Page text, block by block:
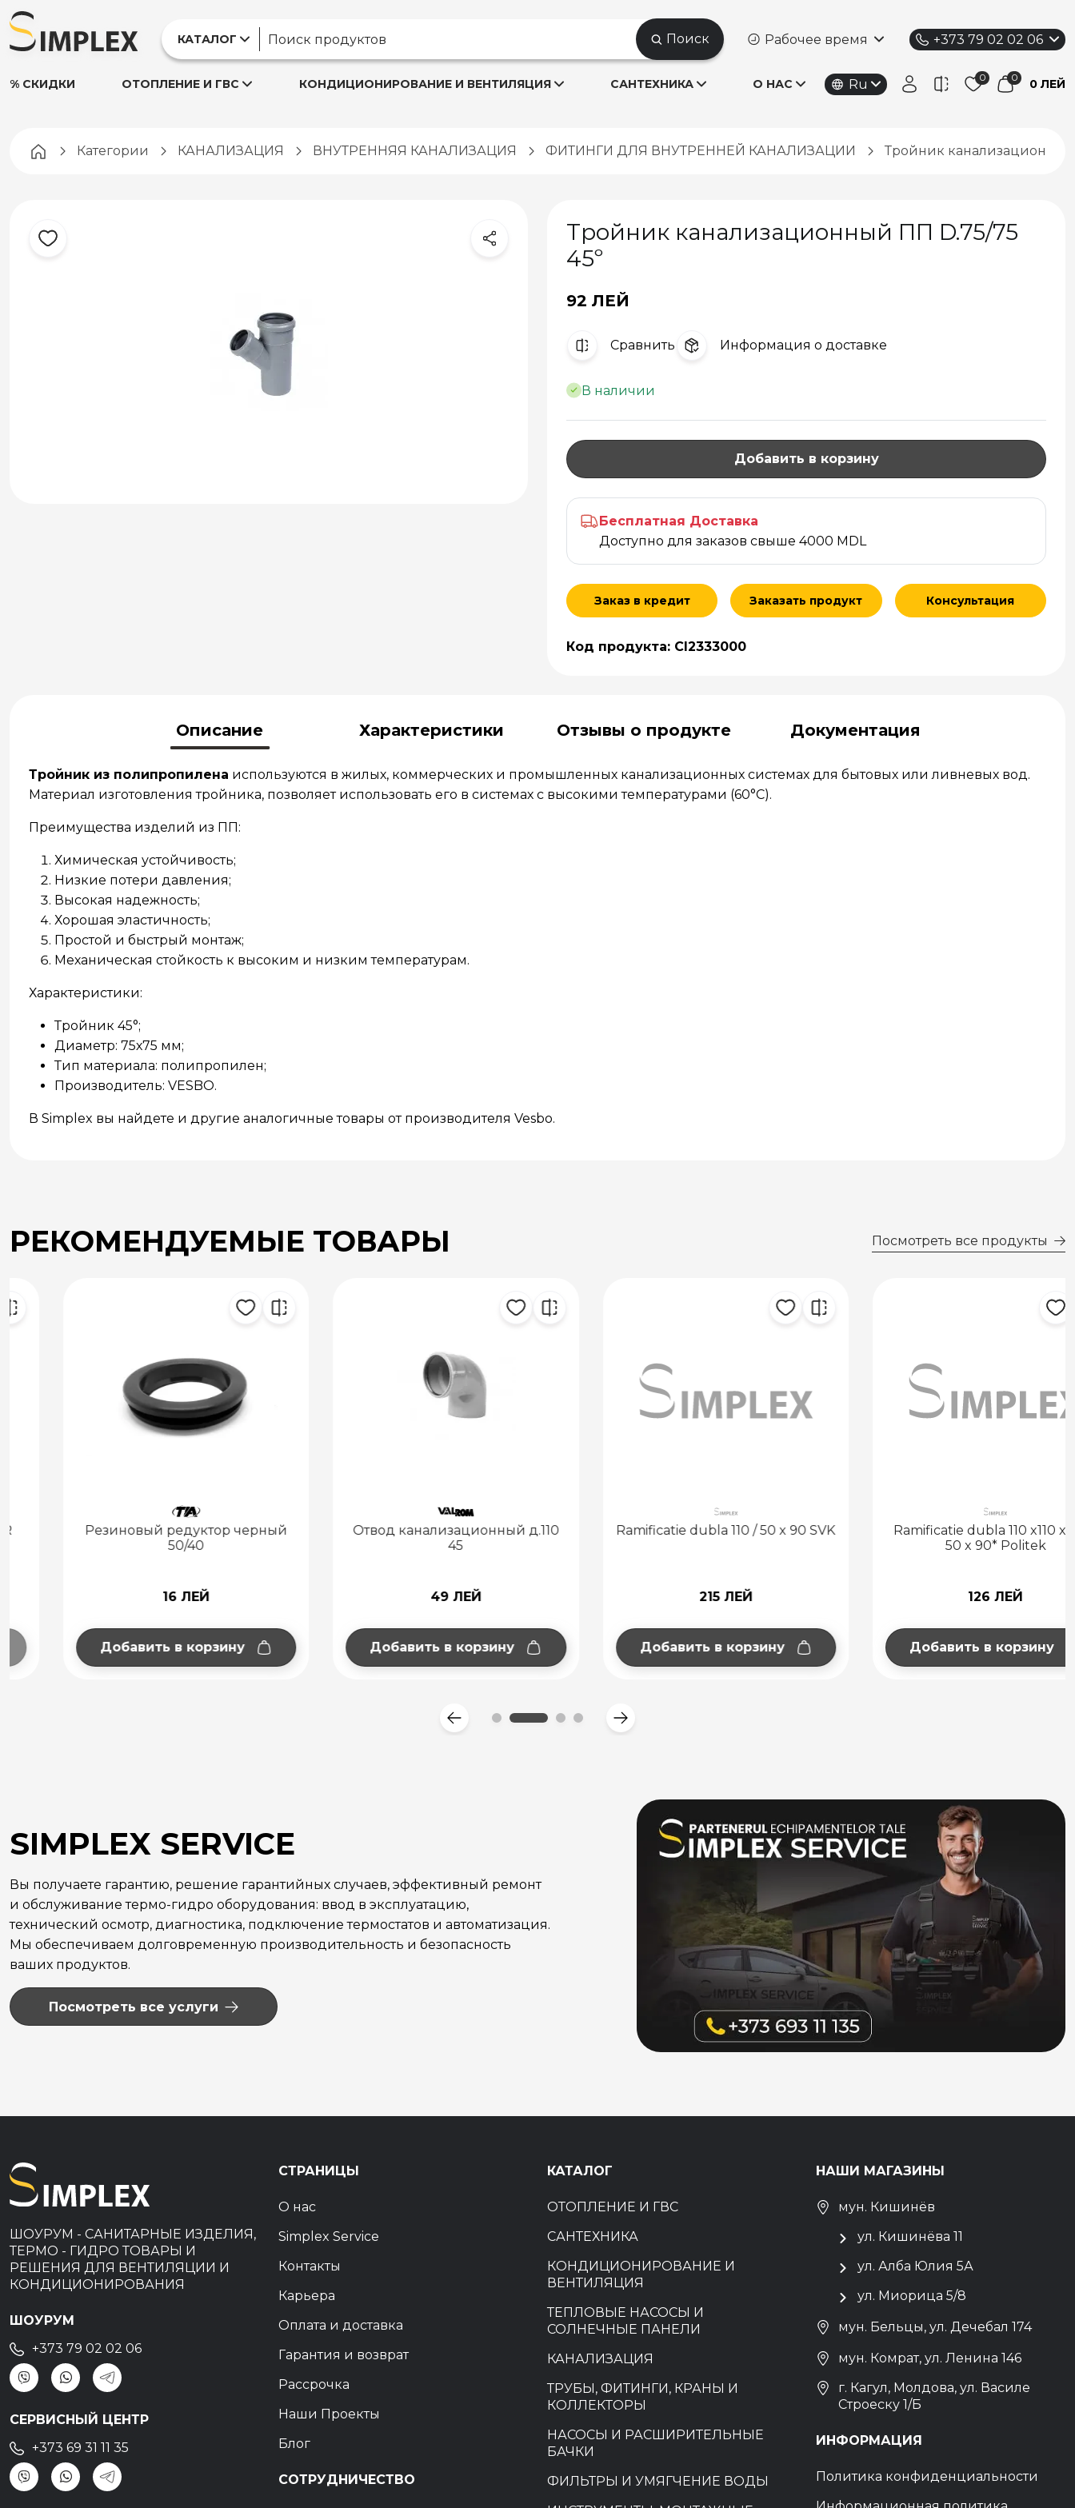
КАТАЛОГ Поиск Рабочее время +373 79 02 02 06
% СКИДКИ ОТОПЛЕНИЕ И ГВС КОНДИЦИОНИРОВАНИЕ И ВЕНТИЛЯЦИЯ САНТЕХНИКА О НАС Ru 0 ЛЕЙ
Pagina principală
Категории КАНАЛИЗАЦИЯ ВНУТРЕННЯЯ КАНАЛИЗАЦИЯ ФИТИНГИ ДЛЯ ВНУТРЕННЕЙ КАНАЛИЗАЦИИ Тройник канализационный
Тройник канализационный ПП D.75/75
45º
92 ЛЕЙ
Cравнить Информация о доставке
В наличии
Добавить в корзину
Бесплатная Доставка
Доступно для заказов свыше 4000 MDL
Заказ в кредит Заказать продукт Консультация
Код продукта: CI2333000
Описание Характеристики Отзывы о продукте Документация
Тройник из полипропилена используются в жилых, коммерческих и промышленных канализационных системах для бытовых или ливневых вод.
Материал изготовления тройника, позволяет использовать его в системах с высокими температурами (60°C).
Преимущества изделий из ПП:
Химическая устойчивость;
Низкие потери давления;
Высокая надежность;
Хорошая эластичность;
Простой и быстрый монтаж;
Механическая стойкость к высоким и низким температурам.
Характеристики:
Тройник 45°;
Диаметр: 75х75 мм;
Тип материала: полипропилен;
Производитель: VESBO.
В Simplex вы найдете и другие аналогичные товары от производителя Vesbo.
РЕКОМЕНДУЕМЫЕ ТОВАРЫ Посмотреть все продукты
Резиновый редуктор черный
Добавить в корзину
Отвод канализационный д.110
Добавить в корзину
Ramificatie dubla 110 / 50 x 90 SVK
215 ЛЕЙ
Добавить в корзину
Ramificatie dubla 110 x110 x110* /
50 x 90* Politek
126 ЛЕЙ
Добавить в корзину
SIMPLEX SERVICE
Вы получаете гарантию, решение гарантийных случаев, эффективный ремонт
и обслуживание термо-гидро оборудования: ввод в эксплуатацию,
технический осмотр, диагностика, подключение термостатов и автоматизация.
Мы обеспечиваем долговременную производительность и безопасность
ваших продуктов.
Посмотреть все услуги
ШОУРУМ - САНИТАРНЫЕ ИЗДЕЛИЯ,
ТЕРМО - ГИДРО ТОВАРЫ И
РЕШЕНИЯ ДЛЯ ВЕНТИЛЯЦИИ И
КОНДИЦИОНИРОВАНИЯ
ШОУРУМ
+373 79 02 02 06
СЕРВИСНЫЙ ЦЕНТР
+373 69 31 11 35
СТРАНИЦЫ
О нас
Simplex Service
Контакты
Карьера
Оплата и доставка
Гарантия и возврат
Рассрочка
Наши Проекты
Блог
СОТРУДНИЧЕСТВО
КАТАЛОГ
ОТОПЛЕНИЕ И ГВС
САНТЕХНИКА
КОНДИЦИОНИРОВАНИЕ И
ВЕНТИЛЯЦИЯ
ТЕПЛОВЫЕ НАСОСЫ И
СОЛНЕЧНЫЕ ПАНЕЛИ
КАНАЛИЗАЦИЯ
ТРУБЫ, ФИТИНГИ, КРАНЫ И
КОЛЛЕКТОРЫ
НАСОСЫ И РАСШИРИТЕЛЬНЫЕ
БАЧКИ
ФИЛЬТРЫ И УМЯГЧЕНИЕ ВОДЫ
НАШИ МАГАЗИНЫ
мун. Кишинёв
ул. Кишинёва 11
ул. Алба Юлия 5А
ул. Миорица 5/8
мун. Бельцы, ул. Дечебал 174
мун. Комрат, ул. Ленина 146
г. Кагул, Молдова, ул. Василе
Строеску 1/Б
ИНФОРМАЦИЯ
Политика конфиденциальности